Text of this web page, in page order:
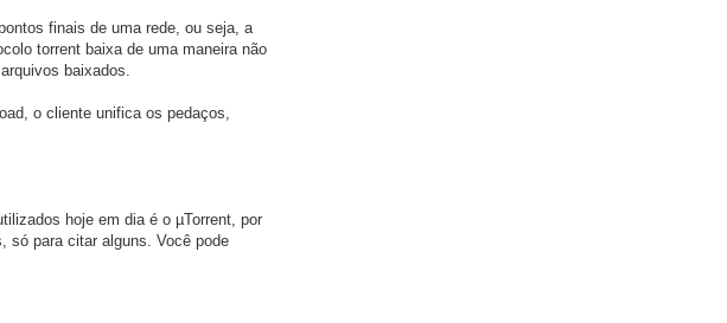
finais de uma rede, ou seja, a
torrent baixa de uma maneira não
baixados.
o cliente unifica os pedaços,
hoje em dia é o µTorrent, por
só para citar alguns. Você pode